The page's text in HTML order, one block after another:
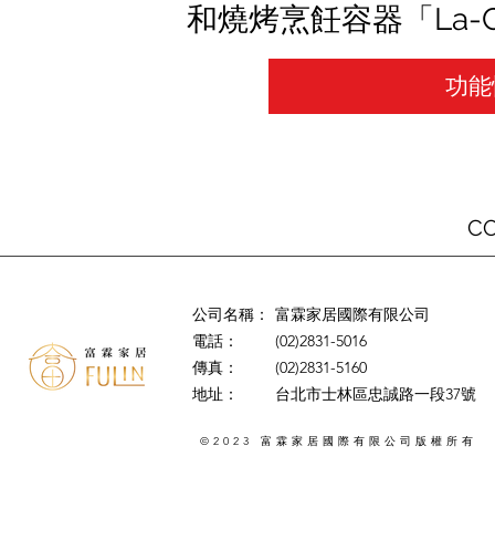
和燒烤烹飪容器「La-
功
公司名稱：
電話：
傳真：
地址：
富霖家居國際有限公司
(02)2831-5016
(02)2831-5160
台北市士林區忠誠路一段37號
©2023 富霖家居國際有限公司 版權所有